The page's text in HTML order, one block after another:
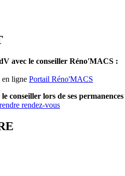
avec le conseiller Réno'MACS :
en ligne Portail Réno'MACS
conseiller lors de ses permanences
rendez-vous